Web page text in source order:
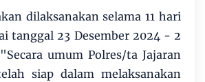
dilaksanakan selama 11 hari
tanggal 23 Desember 2024 - 2
umum Polres/ta Jajaran
siap dalam melaksanakan